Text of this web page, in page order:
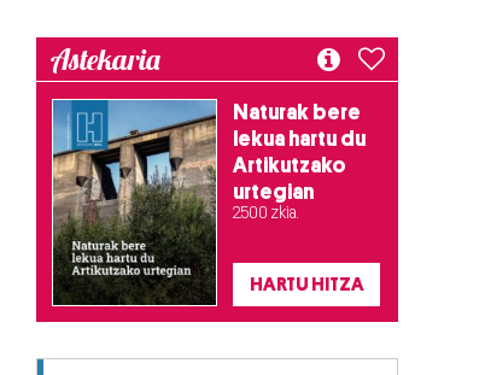
Astekaria
Naturak bere
lekua hartu du
Artikutzako
urtegian
2.500 zkia.
HARTU HITZA